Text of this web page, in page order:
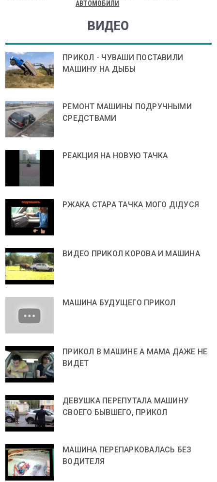
АВТОМОБИЛИ
ВИДЕО
ПРИКОЛ - ЧУВАШИ ПОСТАВИЛИ
МАШИНУ НА ДЫБЫ
РЕМОНТ МАШИНЫ ПОДРУЧНЫМИ
СРЕДСТВАМИ
РЕАКЦИЯ НА НОВУЮ ТАЧКА
РЖАКА СТАРА ТАЧКА МОГО ДІДУСЯ
ВИДЕО ПРИКОЛ КОРОВА И МАШИНА
МАШИНА БУДУЩЕГО ПРИКОЛ
ПРИКОЛ В МАШИНЕ А МАМА ДАЖЕ НЕ
ВИДЕТ
ДЕВУШКА ПЕРЕПУТАЛА МАШИНУ
СВОЕГО БЫВШЕГО, ПРИКОЛ
МАШИНА ПЕРЕПАРКОВАЛАСЬ БЕЗ
ВОДИТЕЛЯ